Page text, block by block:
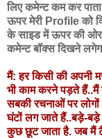
लिए कमेन्ट कम कर
ऊपर मेरी Profile को
के साइड में ऊपर की
कमेन्ट बॉक्स दिखने
मैं: हर किसी की अपनी
भी काम करने पड़ते हैं..मैं
सबकी रचनाओं पर
घंटों लग जाते हैं..बड़े-बड़े
कुछ छूट जाता है. जब मैं